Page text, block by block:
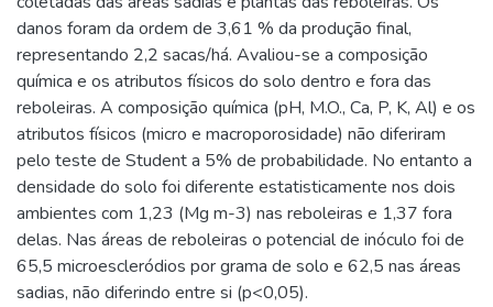
danos foram da ordem de 3,61 % da produção final,
representando 2,2 sacas/há. Avaliou-se a composição
química e os atributos físicos do solo dentro e fora das
reboleiras. A composição química (pH, M.O., Ca, P, K, Al) e os
atributos físicos (micro e macroporosidade) não diferiram
pelo teste de Student a 5% de probabilidade. No entanto a
densidade do solo foi diferente estatisticamente nos dois
ambientes com 1,23 (Mg m-3) nas reboleiras e 1,37 fora
delas. Nas áreas de reboleiras o potencial de inóculo foi de
65,5 microescleródios por grama de solo e 62,5 nas áreas
sadias, não diferindo entre si (p<0,05).